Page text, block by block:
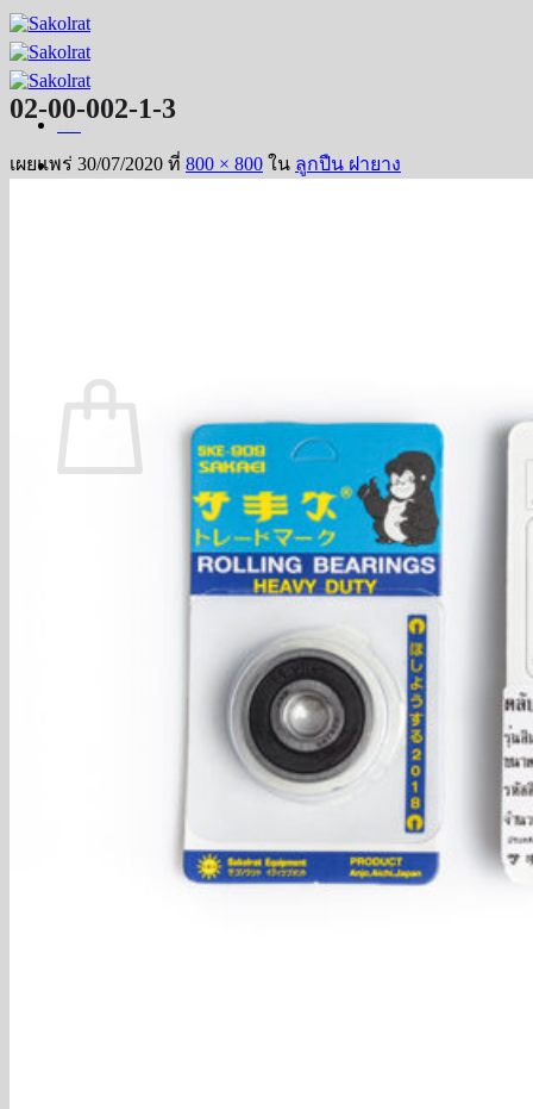
ข้าม
ไป
ยัง
เนื้อหา
เมนู
หน้าหลัก
ไม่มีสินค้าในตะกร้า
กลับสู่หน้าร้านค้า
02-00-002-1-3
เผยแพร่ 30/07/2020 ที่ 800 × 800 ใน ลูกปืน ฝายาง